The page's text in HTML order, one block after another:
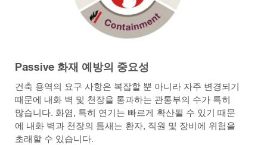
Passive 화재 예방의 중요성
건축 용역의 요구 사항은 복잡할 뿐 아니라 자주 변경되기
때문에 내화 벽 및 천장을 통과하는 관통부의 수가 특히
많습니다. 화염, 특히 연기는 빠르게 확산될 수 있기 때문
에 내화 벽과 천장의 틈새는 환자, 직원 및 장비에 위험을
초래할 수 있습니다.